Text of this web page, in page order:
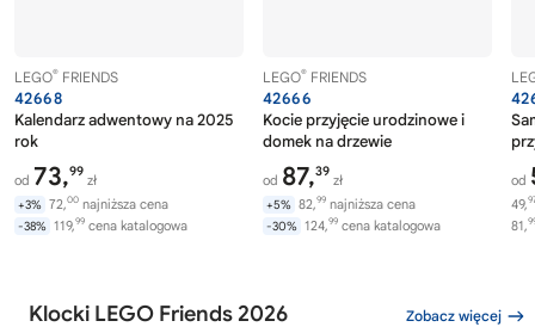
LEGO® FRIENDS
42668
Kalendarz adwentowy na 2025
rok
od 73,99
zł
+3% 72,00 najniższa cena
-38% 119,99 cena katalogowa
LEGO® FRIENDS
42666
Kocie przyjęcie urodzinowe i
domek na drzewie
od 87,39
zł
+5% 82,99 najniższa cena
-30% 124,99 cena katalogowa
od
49,
81,
Klocki LEGO Friends 2026 Zobacz więcej